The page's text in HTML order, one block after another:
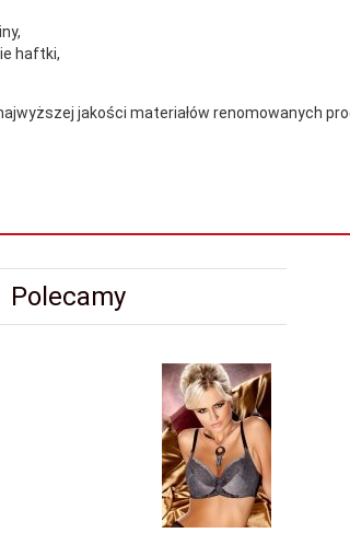
haftki,
jakości materiałów renomowanych
Polecamy